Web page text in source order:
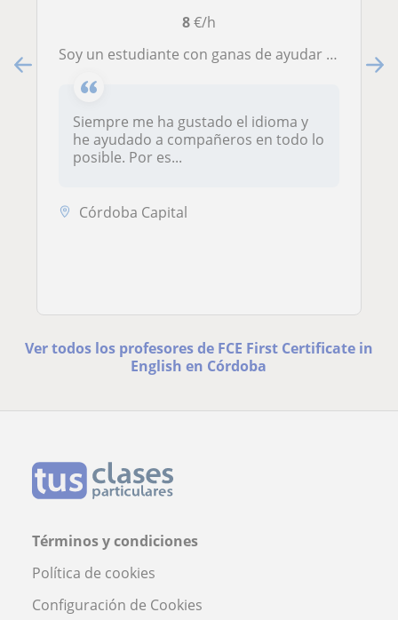
8€/h
Soy un estudiante con ganas de ayudar a quien lo necesite a mejorar su inglés y conseguir sus objetivos
Siempre me ha gustado el idioma y
he ayudado a compañeros en todo lo
posible. Por es...
Córdoba Capital
Ver todos los profesores de FCE First Certificate in
English en Córdoba
Términos y condiciones
Política de cookies
Configuración de Cookies